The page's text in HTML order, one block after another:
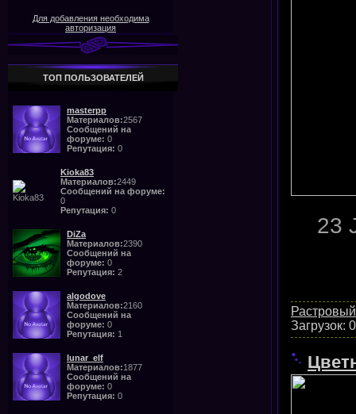
Для добавления необходима
авторизация
ТОП ПОЛЬЗОВАТЕЛЕЙ
masterpp
Материалов:2567
Сообщений на
форуме: 0
Репутация: 0
Kioka83
Материалов:2449
Сообщений на форуме:
0
Репутация: 0
DiZa
Материалов:2390
Сообщений на
форуме: 0
Репутация: 2
algodove
Материалов:2160
Сообщений на
форуме: 0
Репутация: 1
lunar_elf
Материалов:1877
Сообщений на
форуме: 0
Репутация: 0
23
Загрузок: 0